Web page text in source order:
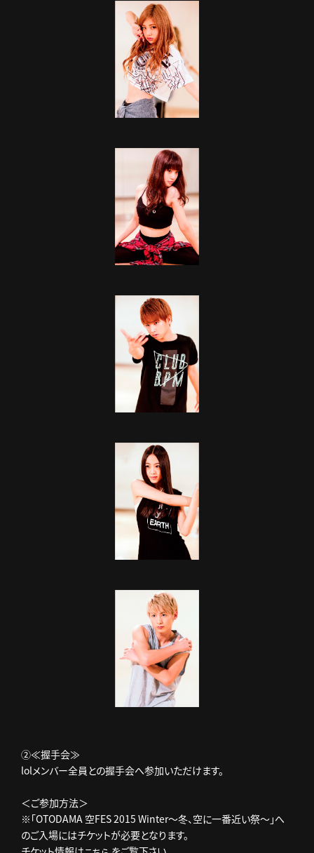
②≪握手会≫
lolメンバー全員との握手会へ参加いただけます。
＜ご参加方法＞
※「OTODAMA 空FES 2015 Winter～冬、空に一番近い祭～」へ
のご入場にはチケットが必要となります。